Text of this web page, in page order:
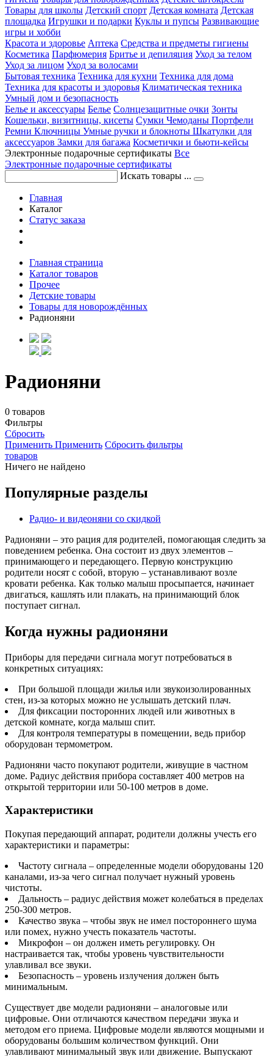
Товары для школы Детский спорт Детская комната Детская
площадка Игрушки и подарки Куклы и пупсы Развивающие
игры и хобби
Красота и здоровье Аптека Средства и предметы гигиены
Косметика Парфюмерия Бритье и депиляция Уход за телом
Уход за лицом Уход за волосами
Бытовая техника Техника для кухни Техника для дома
Техника для красоты и здоровья Климатическая техника
Умный дом и безопасность
Белье и аксессуары Белье Солнцезащитные очки Зонты
Кошельки, визитницы, кисеты Сумки Чемоданы Портфели
Ремни Ключницы Умные ручки и блокноты Шкатулки для
аксессуаров Замки для багажа Косметички и бьюти-кейсы
Электронные подарочные сертификаты Все
Электронные подарочные сертификаты
Искать товары ...
Главная
Каталог
Статус заказа
Главная страница
Каталог товаров
Прочее
Детские товары
Товары для новорождённых
Радионяни
Радионяни
0 товаров
Фильтры
Сбросить
Применить Применить Сбросить фильтры
товаров
Ничего не найдено
Популярные разделы
Радио- и видеоняни со скидкой
Радионяни – это рация для родителей, помогающая следить за
поведением ребенка. Она состоит из двух элементов –
принимающего и передающего. Первую конструкцию
родители носят с собой, вторую – устанавливают возле
кровати ребенка. Как только малыш просыпается, начинает
двигаться, кашлять или плакать, на принимающий блок
поступает сигнал.
Когда нужны радионяни
Приборы для передачи сигнала могут потребоваться в
конкретных ситуациях:
При большой площади жилья или звукоизолированных
стен, из-за которых можно не услышать детский плач.
Для фиксации посторонних людей или животных в
детской комнате, когда малыш спит.
Для контроля температуры в помещении, ведь прибор
оборудован термометром.
Радионяни часто покупают родители, живущие в частном
доме. Радиус действия прибора составляет 400 метров на
открытой территории или 50-100 метров в доме.
Характеристики
Покупая передающий аппарат, родители должны учесть его
характеристики и параметры:
Частоту сигнала – определенные модели оборудованы 120
каналами, из-за чего сигнал получает нужный уровень
чистоты.
Дальность – радиус действия может колебаться в пределах
250-300 метров.
Качество звука – чтобы звук не имел постороннего шума
или помех, нужно учесть показатель частоты.
Микрофон – он должен иметь регулировку. Он
настраивается так, чтобы уровень чувствительности
улавливал все звуки.
Безопасность – уровень излучения должен быть
минимальным.
Существует две модели радионяни – аналоговые или
цифровые. Они отличаются качеством передачи звука и
методом его приема. Цифровые модели являются мощными и
оборудованы большим количеством функций. Они
улавливают минимальный звук или движение. Выпускают